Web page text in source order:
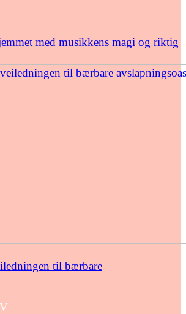
med musikkens magi og riktig
til bærbare